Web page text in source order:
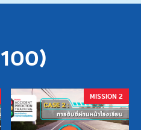
100)
MISSION 2